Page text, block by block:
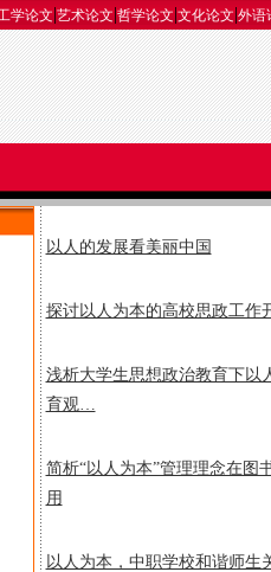
学论文|艺术论文|哲学论文|文化论文|外语
以人的发展看美丽中国
探讨以人为本的高校思政工作
浅析大学生思想政治教育下以
育观…
简析“以人为本”管理理念在图
用
以人为本，中职学校和谐师生